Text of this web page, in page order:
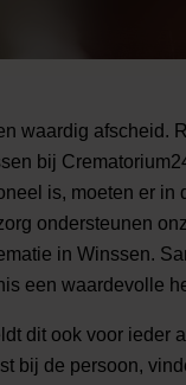
waardig afscheid.
bij
is, moeten er in
ondersteunen
in Winssen.
een waardevolle
dit ook voor ieder
bij de persoon,